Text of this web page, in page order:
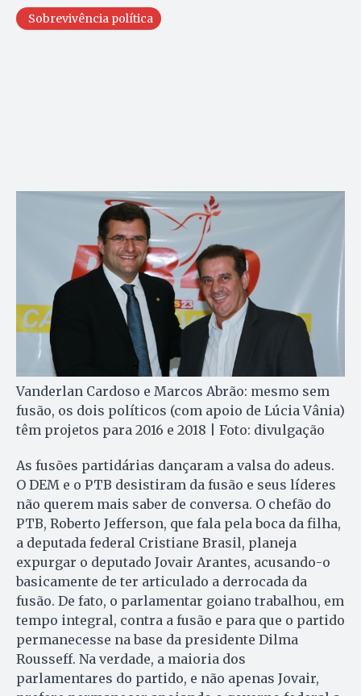
Sobrevivência política
Vanderlan Cardoso e Marcos Abrão: mesmo sem
fusão, os dois políticos (com apoio de Lúcia Vânia)
têm projetos para 2016 e 2018 | Foto: divulgação
As fusões partidárias dançaram a valsa do adeus.
O DEM e o PTB desistiram da fusão e seus líderes
não querem mais saber de conversa. O chefão do
PTB, Roberto Jefferson, que fala pela boca da filha,
a deputada federal Cristiane Brasil, planeja
expurgar o deputado Jovair Arantes, acusando-o
basicamente de ter articulado a derrocada da
fusão. De fato, o parlamentar goiano trabalhou, em
tempo integral, contra a fusão e para que o partido
permanecesse na base da presidente Dilma
Rousseff. Na verdade, a maioria dos
parlamentares do partido, e não apenas Jovair,